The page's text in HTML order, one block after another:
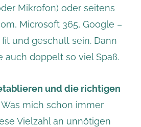
Mikrofon) oder seitens
Microsoft 365, Google –
und geschult sein. Dann
auch doppelt so viel Spaß.
und die richtigen
Was mich schon immer
Vielzahl an unnötigen